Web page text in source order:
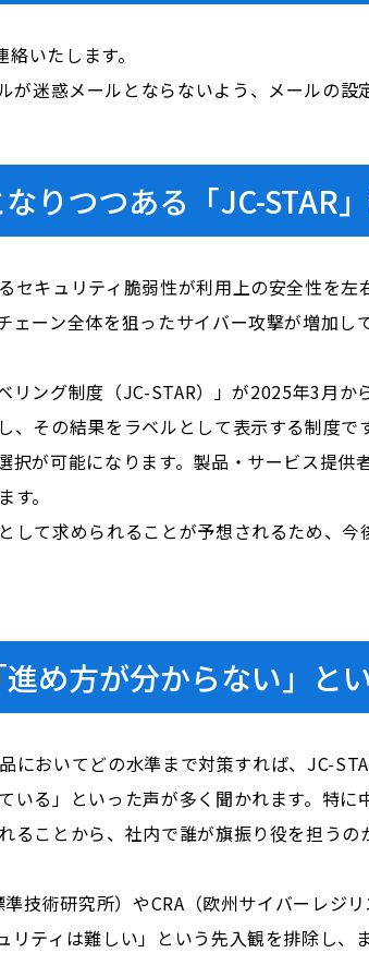
いたします。
迷惑メールとならないよう、メールの設
りつつある「JC-STAR
キュリティ脆弱性が利用上の安全性を
ーン全体を狙ったサイバー攻撃が増加
ング制度（JC-STAR）」が2025年3月
その結果をラベルとして表示する制度
が可能になります。製品・サービス提
。
て求められることが予想されるため、
め方が分からない」と
においてどの水準まで対策すれば、JC-
る」といった声が多く聞かれます。特
ことから、社内で誰が旗振り役を担う
技術研究所）やCRA（欧州サイバーレジ
ティは難しい」という先入観を排除し